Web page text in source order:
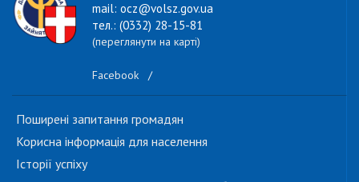
mail: ocz@volsz.gov.ua
тел.: (0332) 28-15-81
(переглянути на карті)
Facebook /
Поширені запитання громадян
Корисна інформація для населення
Історії успіху